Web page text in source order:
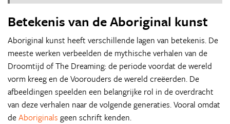
Betekenis van de Aboriginal kunst
Aboriginal kunst heeft verschillende lagen van betekenis. De
meeste werken verbeelden de mythische verhalen van de
Droomtijd of The Dreaming: de periode voordat de wereld
vorm kreeg en de Voorouders de wereld creëerden. De
afbeeldingen speelden een belangrijke rol in de overdracht
van deze verhalen naar de volgende generaties. Vooral omdat
deAboriginals geen schrift kenden.